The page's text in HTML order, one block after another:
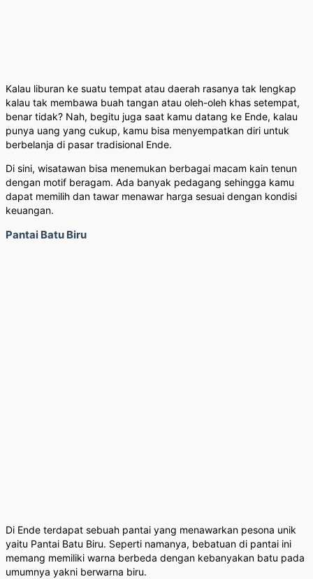
Kalau liburan ke suatu tempat atau daerah rasanya tak lengkap
kalau tak membawa buah tangan atau oleh-oleh khas setempat,
benar tidak? Nah, begitu juga saat kamu datang ke Ende, kalau
punya uang yang cukup, kamu bisa menyempatkan diri untuk
berbelanja di pasar tradisional Ende.
Di sini, wisatawan bisa menemukan berbagai macam kain tenun
dengan motif beragam. Ada banyak pedagang sehingga kamu
dapat memilih dan tawar menawar harga sesuai dengan kondisi
keuangan.
Pantai Batu Biru
Di Ende terdapat sebuah pantai yang menawarkan pesona unik
yaitu Pantai Batu Biru. Seperti namanya, bebatuan di pantai ini
memang memiliki warna berbeda dengan kebanyakan batu pada
umumnya yakni berwarna biru.